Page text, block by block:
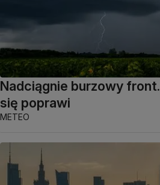
Nadciągnie burzowy
się poprawi
METEO